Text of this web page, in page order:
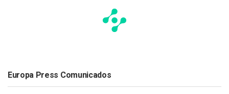
Europa Press Comunicados